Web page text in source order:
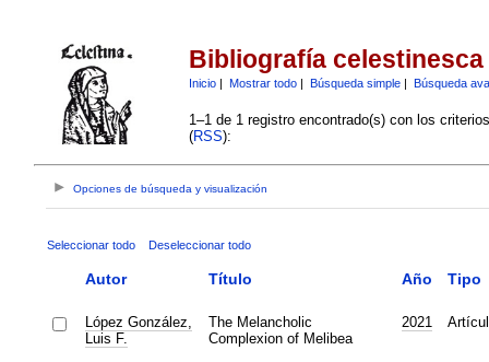
Bibliografía celestinesca
Inicio| Mostrar todo| Búsqueda simple| Búsqueda
1–1 de 1 registro encontrado(s) con los
(RSS):
Opciones de búsqueda y visualización
Seleccionar todo Deseleccionar todo
Autor Título Año Tipo
López González,
Luis F.
The Melancholic
Complexion of Melibea
2021